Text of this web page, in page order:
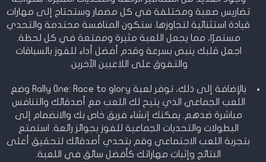
تضاريس صعبة ومختلفة في كل مضمار وستحتاج إلى مهارات
قيادة استثنائية لتجاوزها. ستكون المنافسة محتدمة والتحدي
مستمرًا، مما يجعل اللعبة مثيرة وممتعة في كل لحظة.
اجعل قلبك ينبض بسرعة وقدم أفضل أداء للفوز بالسباقات
والتفوق على اللاعبين الآخرين.
بالإضافة إلى ذلك، توفر لعبة Rally One: Race to glory وضع
اللعب الجماعي الذي يتيح لك اللعب مع أصدقائك والتنافس
مباشرة ضدهم. يمكنك إنشاء فريق خاص بك والانضمام إلى
البطولات والتحديات الجماعية للفوز بجوائز رائعة. استمتع
بتجربة اللعب الاجتماعي وقم بتحدي أصدقائك لتحقيق أعلى
النتائج وإثبات مهاراتك كأفضل سائق في اللعبة.